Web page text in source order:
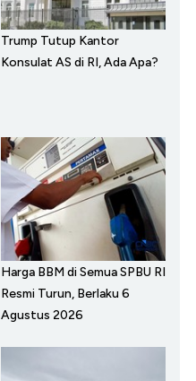
Trump Tutup Kantor
Konsulat AS di RI, Ada Apa?
Harga BBM di Semua SPBU RI
Resmi Turun, Berlaku 6
Agustus 2026